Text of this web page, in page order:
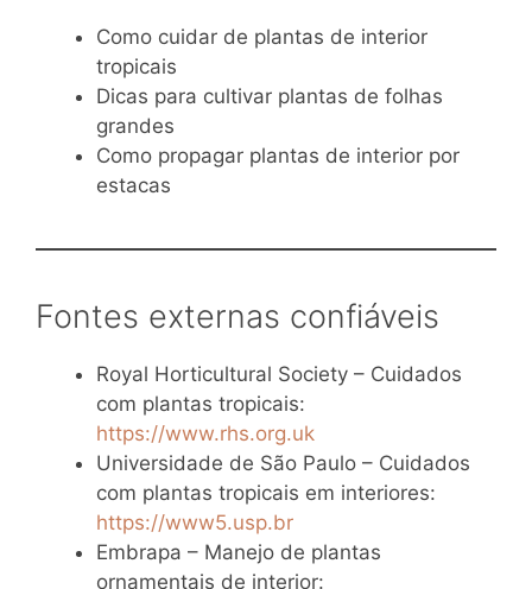
Como cuidar de plantas de interior
tropicais
Dicas para cultivar plantas de folhas
grandes
Como propagar plantas de interior por
estacas
Fontes externas confiáveis
Royal Horticultural Society – Cuidados
com plantas tropicais:
https://www.rhs.org.uk
Universidade de São Paulo – Cuidados
com plantas tropicais em interiores:
https://www5.usp.br
Embrapa – Manejo de plantas
ornamentais de interior: